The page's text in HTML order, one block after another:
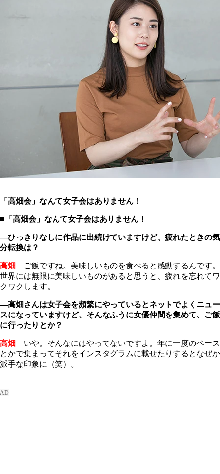
「高畑会」なんて女子会はありません！
■「高畑会」なんて女子会はありません！
―ひっきりなしに作品に出続けていますけど、疲れたときの気
分転換は？
高畑
ご飯ですね。美味しいものを食べると感動するんです。
世界には無限に美味しいものがあると思うと、疲れを忘れてワ
クワクします。
―高畑さんは女子会を頻繁にやっているとネットでよくニュー
スになっていますけど、そんなふうに女優仲間を集めて、ご飯
に行ったりとか？
高畑
いや。そんなにはやってないですよ。年に一度のペース
とかで集まってそれをインスタグラムに載せたりするとなぜか
派手な印象に（笑）。